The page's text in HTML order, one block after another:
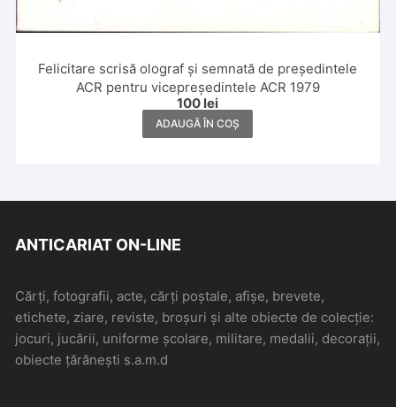
Felicitare scrisă olograf și semnată de președintele
ACR pentru vicepreședintele ACR 1979
100 lei
ADAUGĂ ÎN COȘ
ANTICARIAT ON-LINE
Cărți, fotografii, acte, cărți poștale, afișe, brevete,
etichete, ziare, reviste, broșuri și alte obiecte de colecție:
jocuri, jucării, uniforme școlare, militare, medalii, decorații,
obiecte țărănești s.a.m.d